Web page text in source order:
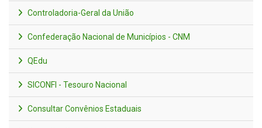
Controladoria-Geral da União
Confederação Nacional de Municípios - CNM
QEdu
SICONFI - Tesouro Nacional
Consultar Convênios Estaduais